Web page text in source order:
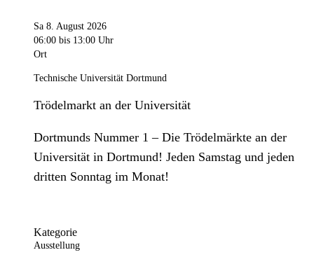
Sa 8. August 2026
06:00 bis 13:00 Uhr
Ort
Technische Universität Dortmund
Trödelmarkt an der Universität
Dortmunds Nummer 1 – Die Trödelmärkte an der
Universität in Dortmund! Jeden Samstag und jeden
dritten Sonntag im Monat!
Kategorie
Ausstellung